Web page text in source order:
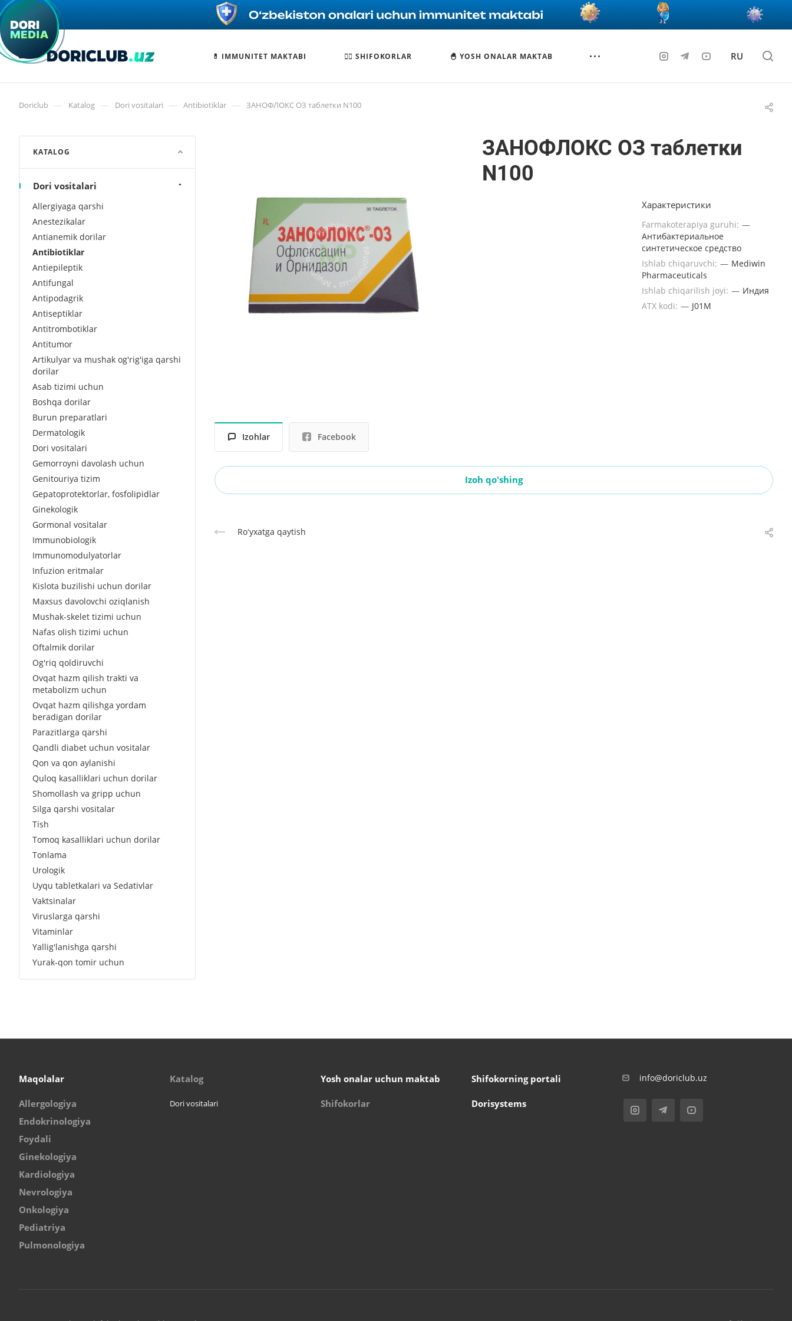
💊 IMMUNITET MAKTABI 🧑‍⚕️ SHIFOKORLAR 🐣 YOSH ONALAR MAKTAB RU
Doriclub — Katalog — Dori vositalari — Antibiotiklar — ЗАНОФЛОКС ОЗ таблетки N100
ЗАНОФЛОКС ОЗ таблетки
N100
Характеристики
Farmakoterapiya guruhi: —
Антибактериальное
синтетическое средство
Ishlab chiqaruvchi: — Mediwin
Pharmaceuticals
Ishlab chiqarilish joyi: — Индия
ATX kodi: — J01M
Izohlar Facebook
Izoh qo'shing
Roʻyxatga qaytish
KATALOG
Dori vositalari
Allergiyaga qarshi
Anestezikalar
Antianemik dorilar
Antibiotiklar
Antiepileptik
Antifungal
Antipodagrik
Antiseptiklar
Antitrombotiklar
Antitumor
Artikulyar va mushak og'rig'iga qarshi
dorilar
Asab tizimi uchun
Boshqa dorilar
Burun preparatlari
Dermatologik
Dori vositalari
Gemorroyni davolash uchun
Genitouriya tizim
Gepatoprotektorlar, fosfolipidlar
Ginekologik
Gormonal vositalar
Immunobiologik
Immunomodulyatorlar
Infuzion eritmalar
Kislota buzilishi uchun dorilar
Maxsus davolovchi oziqlanish
Mushak-skelet tizimi uchun
Nafas olish tizimi uchun
Oftalmik dorilar
Og'riq qoldiruvchi
Ovqat hazm qilish trakti va
metabolizm uchun
Ovqat hazm qilishga yordam
beradigan dorilar
Parazitlarga qarshi
Qandli diabet uchun vositalar
Qon va qon aylanishi
Quloq kasalliklari uchun dorilar
Shomollash va gripp uchun
Silga qarshi vositalar
Tish
Tomoq kasalliklari uchun dorilar
Tonlama
Urologik
Uyqu tabletkalari va Sedativlar
Vaktsinalar
Viruslarga qarshi
Vitaminlar
Yallig'lanishga qarshi
Yurak-qon tomir uchun
Maqolalar
Allergologiya
Endokrinologiya
Foydali
Ginekologiya
Kardiologiya
Nevrologiya
Onkologiya
Pediatriya
Pulmonologiya
Katalog
Dori vositalari
Yosh onalar uchun maktab
Shifokorlar
Shifokorning portali
Dorisystems
info@doriclub.uz